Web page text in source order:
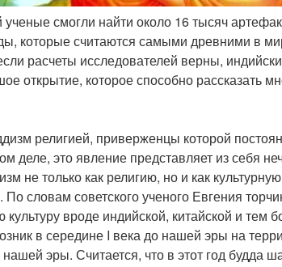
ученые смогли найти около 16 тысяч
которые считаются самыми древними в
расчеты исследователей верны,
открытие, которое способно рассказать
религией, приверженцы которой
деле, это явление представляет из себя
не только как религию, но и как
словам советского ученого Евгения
культуру вроде индийской, китайской и тем
в середине I века до нашей эры на
эры. Считается, что в этот год будда